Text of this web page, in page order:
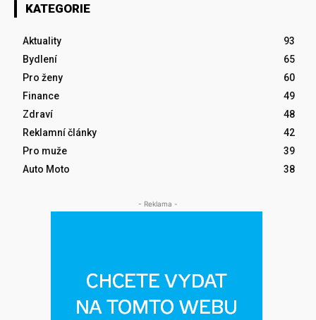
KATEGORIE
Aktuality
93
Bydlení
65
Pro ženy
60
Finance
49
Zdraví
48
Reklamní články
42
Pro muže
39
Auto Moto
38
- Reklama -